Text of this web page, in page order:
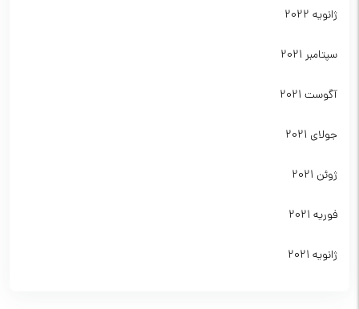
ژانویه 2022
سپتامبر 2021
آگوست 2021
جولای 2021
ژوئن 2021
فوریه 2021
ژانویه 2021